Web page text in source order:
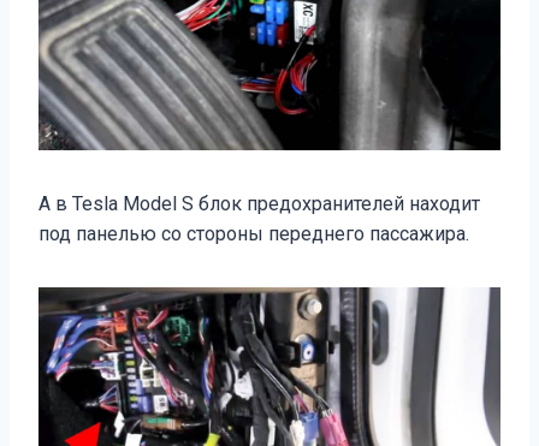
А в Tesla Model S блок предохранителей находит
под панелью со стороны переднего пассажира.